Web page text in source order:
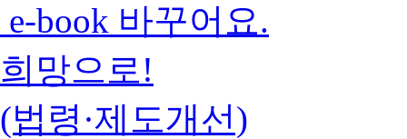
e-book 바꾸어요.
희망으로!
(법령·제도개선)